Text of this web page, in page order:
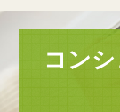
コン